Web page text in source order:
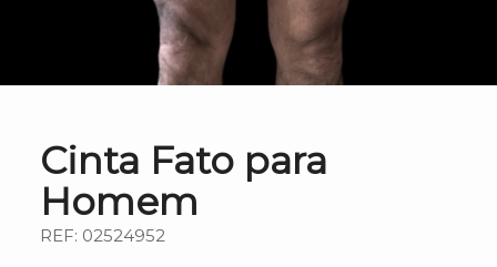
Cinta Fato para
Homem
REF: 02524952